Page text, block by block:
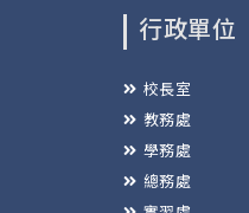
行政單位
校長室
教務處
學務處
總務處